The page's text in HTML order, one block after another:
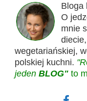
Bloga
O
mnie
wegetariańskiej,
polskiej kuchni.
jeden BLOG" to